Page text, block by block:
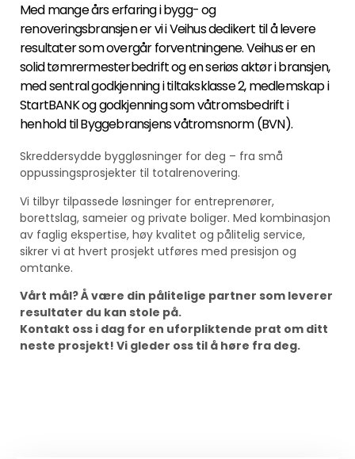
Med mange års erfaring i bygg- og
renoveringsbransjen er vi i Veihus dedikert til å levere
resultater som overgår forventningene. Veihus er en
solid tømrermesterbedrift og en seriøs aktør i bransjen,
med sentral godkjenning i tiltaksklasse 2, medlemskap i
StartBANK og godkjenning som våtromsbedrift i
henhold til Byggebransjens våtromsnorm (BVN).
Skreddersydde byggløsninger for deg – fra små
oppussingsprosjekter til totalrenovering.
Vi tilbyr tilpassede løsninger for entreprenører,
borettslag, sameier og private boliger. Med kombinasjon
av faglig ekspertise, høy kvalitet og pålitelig service,
sikrer vi at hvert prosjekt utføres med presisjon og
omtanke.
Vårt mål? Å være din pålitelige partner som leverer
resultater du kan stole på.
Kontakt oss i dag for en uforpliktende prat om ditt
neste prosjekt! Vi gleder oss til å høre fra deg.